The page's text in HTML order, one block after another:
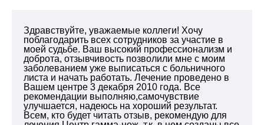
Здравствуйте, уважаемые коллеги! Хочу
поблагодарить всех сотрудников за участие в
моей судьбе. Ваш высокий профессионализм и
доброта, отзывчивость позволили мне с моим
заболеванием уже выписаться с больничного
листа и начать работать. Лечение проведено в
Вашем центре 3 декабря 2010 года. Все
рекомендации выполняю,самочувствие
улучшается, надеюсь на хороший результат.
Всем, кто будет читать отзыв, рекомендую для